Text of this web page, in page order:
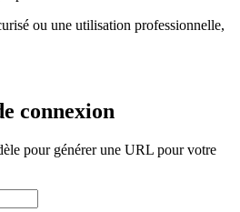
ou une utilisation professionnelle,
connexion
pour générer une URL pour votre